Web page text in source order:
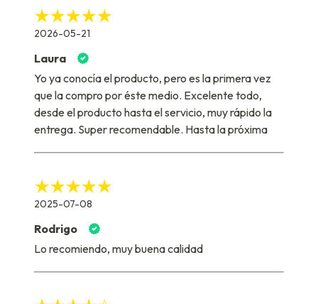
2026-05-21
Laura
Yo ya conocía el producto, pero es la primera vez
que la compro por éste medio. Excelente todo,
desde el producto hasta el servicio, muy rápido la
entrega. Super recomendable. Hasta la próxima
2025-07-08
Rodrigo
Lo recomiendo, muy buena calidad